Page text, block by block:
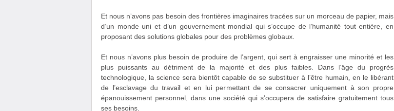
Et nous n’avons pas besoin des frontières imaginaires tracées sur un morceau de papier, mais
d’un monde uni et d’un gouvernement mondial qui s’occupe de l’humanité tout entière, en
proposant des solutions globales pour des problèmes globaux.
Et nous n’avons plus besoin de produire de l’argent, qui sert à engraisser une minorité et les
plus puissants au détriment de la majorité et des plus faibles. Dans l’âge du progrès
technologique, la science sera bientôt capable de se substituer à l’être humain, en le libérant
de l’esclavage du travail et en lui permettant de se consacrer uniquement à son propre
épanouissement personnel, dans une société qui s’occupera de satisfaire gratuitement tous
ses besoins.